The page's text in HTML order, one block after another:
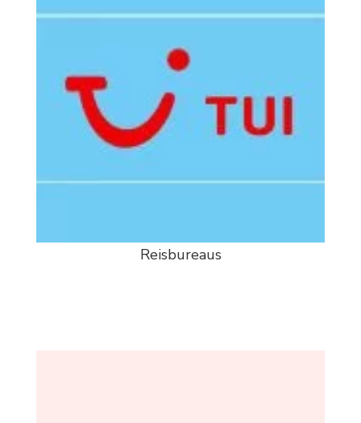
Reisbureaus